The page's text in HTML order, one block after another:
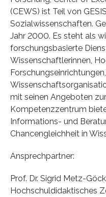
(CEWS) ist Teil von
Sozialwissenschaften.
Jahr 2000. Es steht als
forschungsbasierte
Wissenschaftlerinnen,
Forschungseinrichtungen,
mit seinen Angeboten
Kompetenzzentrum
Informations- und
Chancengleichheit in
Ansprechpartner:
Prof. Dr. Sigrid Metz-
Hochschuldidaktisches